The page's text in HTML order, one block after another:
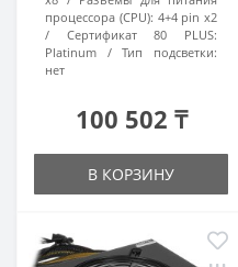
процессора (CPU): 4+4 pin x2
Сертификат 80 PLUS:
Platinum
Тип подсветки:
нет
100 502 ₸
В КОРЗИНУ